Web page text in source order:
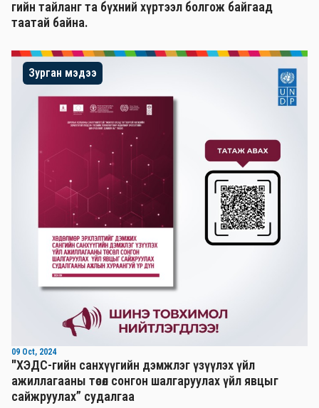
гийн тайланг та бүхний хүртээл болгож байгаад
таатай байна.
Зурган мэдээ
09 Oct, 2024
"ХЭДС-гийн санхүүгийн дэмжлэг үзүүлэх үйл
ажиллагааны төсөл сонгон шалгаруулах үйл явцыг
сайжруулах” судалгаа